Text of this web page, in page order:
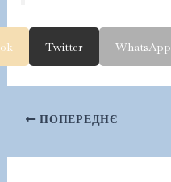
Twitter WhatsApp
Навігація
запису
ПОПЕРЕДНЄ